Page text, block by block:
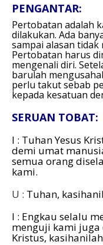
PENGANTAR:
Pertobatan adalah
dilakukan. Ada
sampai alasan tidak
Pertobatan harus
mengenali diri.
barulah
perlu takut sebab
kepada kesatuan
SERUAN TOBAT:
I : Tuhan Yesus
demi umat
semua orang
kami.
U : Tuhan,
I : Engkau selalu
menguji kami juga
Kristus,